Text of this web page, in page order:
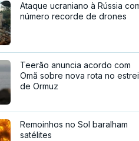
Ataque ucraniano à Rússia
número recorde de drones
Teerão anuncia acordo com
Omã sobre nova rota no
de Ormuz
Remoinhos no Sol baralham
satélites